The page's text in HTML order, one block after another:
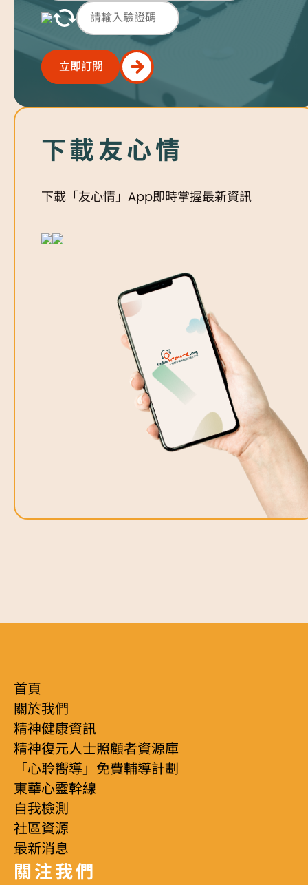
立即訂閱
立即訂閱
下載友心情
下載「友心情」App即時掌握最新資訊
首頁
關於我們
精神健康資訊
精神復元人士照顧者資源庫
「心聆嚮導」免費輔導計劃
東華心靈幹線
自我檢測
社區資源
最新消息
關注我們